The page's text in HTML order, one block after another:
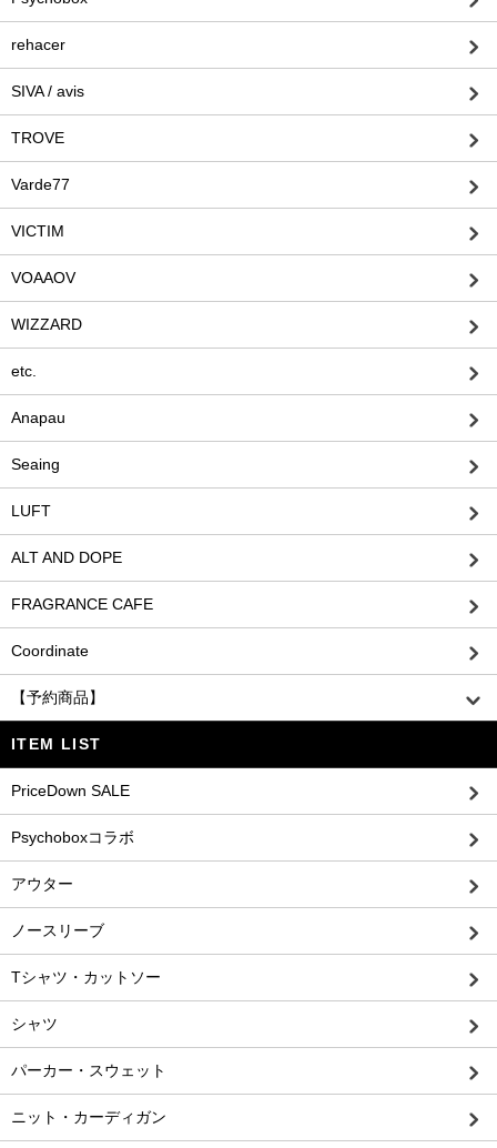
rehacer
SIVA / avis
TROVE
Varde77
VICTIM
VOAAOV
WIZZARD
etc.
Anapau
Seaing
LUFT
ALT AND DOPE
FRAGRANCE CAFE
Coordinate
【予約商品】
ITEM LIST
PriceDown SALE
Psychoboxコラボ
アウター
ノースリーブ
Tシャツ・カットソー
シャツ
パーカー・スウェット
ニット・カーディガン